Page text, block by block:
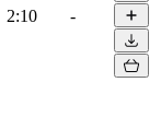
2:10 -